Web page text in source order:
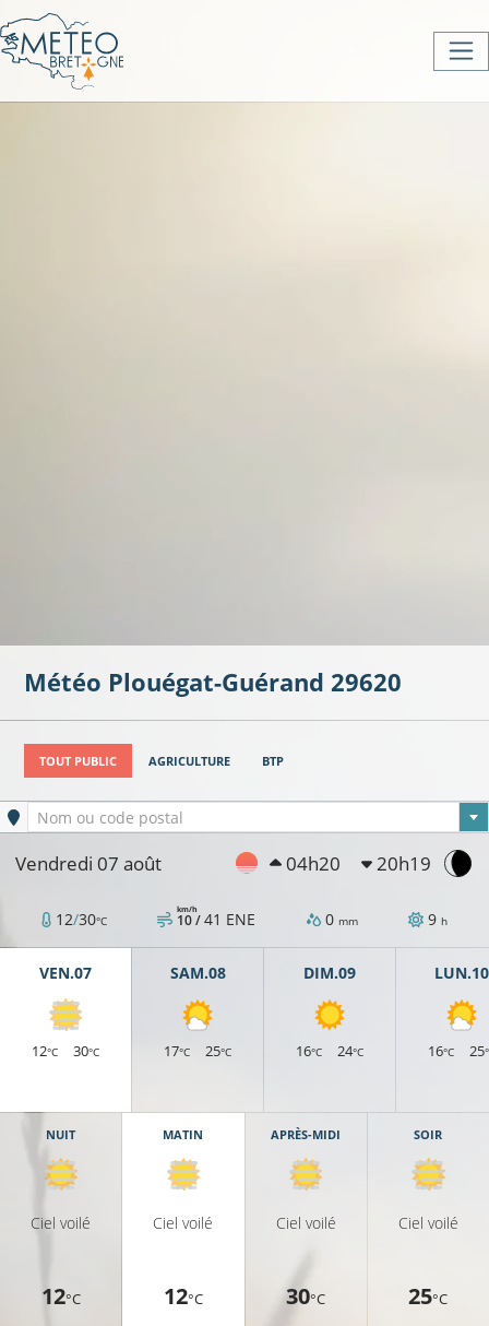
Météo Plouégat-Guérand 29620
TOUT PUBLIC AGRICULTURE BTP
Ville sélectionnée
Nom ou code postal
Vendredi 07 août 04h20 20h19
12/30°C 10 /
km/h 41 ENE 0 mm 9 h
VEN.07
12°C 30°C
SAM.08
17°C 25°C
DIM.09
16°C 24°C
LUN.10
16°C 25
NUIT
Ciel voilé
12°C
MATIN
Ciel voilé
12°C
APRÈS-MIDI
Ciel voilé
30°C
SOIR
Ciel voilé
25°C